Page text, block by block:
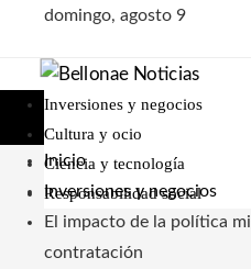
domingo, agosto 9
Inversiones y negocios
Cultura y ocio
Ciencia y tecnología
Responsabilidad social
Inicio
Inversiones y negocios
El impacto de la política
contratación